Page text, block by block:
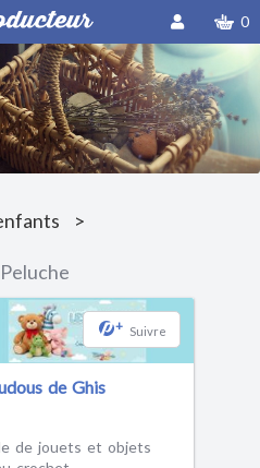
0
Peluche
+ Suivre
de Ghis
de jouets et objets